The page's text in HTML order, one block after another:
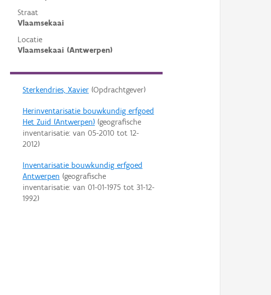
Straat
Vlaamsekaai
Locatie
Vlaamsekaai (Antwerpen)
Sterkendries, Xavier(Opdrachtgever)
Herinventarisatie bouwkundig erfgoed
Het Zuid (Antwerpen)(geografische
inventarisatie: van 05-2010 tot 12-
2012)
Inventarisatie bouwkundig erfgoed
Antwerpen (geografische
inventarisatie: van 01-01-1975 tot 31-12-
1992)